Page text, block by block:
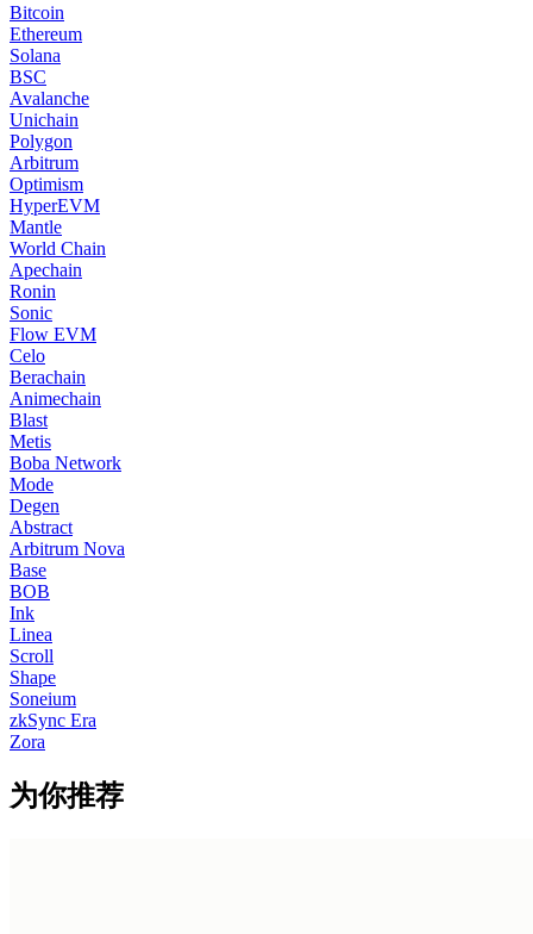
Bitcoin
Ethereum
Solana
BSC
Avalanche
Unichain
Polygon
Arbitrum
Optimism
HyperEVM
Mantle
World Chain
Apechain
Ronin
Sonic
Flow EVM
Celo
Berachain
Animechain
Blast
Metis
Boba Network
Mode
Degen
Abstract
Arbitrum Nova
Base
BOB
Ink
Linea
Scroll
Shape
Soneium
zkSync Era
Zora
为你推荐